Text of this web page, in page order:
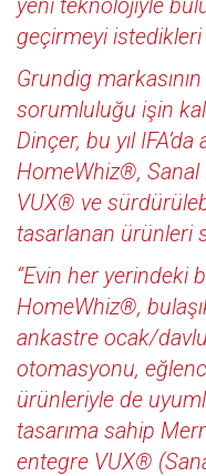
yeni teknolojiyle
geçirmeyi
Grundig
sorumluluğu işin
Dinçer, bu yıl
HomeWhiz®, Sanal
VUX® ve
tasarlanan ürünleri
“Evin her yerindeki
HomeWhiz®,
ankastre ocak/
otomasyonu,
ürünleriyle de
tasarıma sahip
entegre VUX®